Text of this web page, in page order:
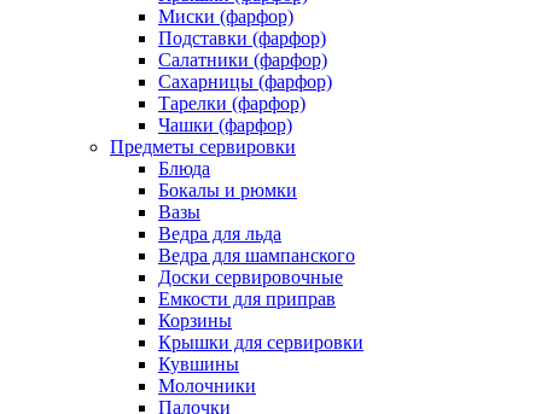
Миски (фарфор)
Подставки (фарфор)
Салатники (фарфор)
Сахарницы (фарфор)
Тарелки (фарфор)
Чашки (фарфор)
Предметы сервировки
Блюда
Бокалы и рюмки
Вазы
Ведра для льда
Ведра для шампанского
Доски сервировочные
Емкости для приправ
Корзины
Крышки для сервировки
Кувшины
Молочники
Палочки